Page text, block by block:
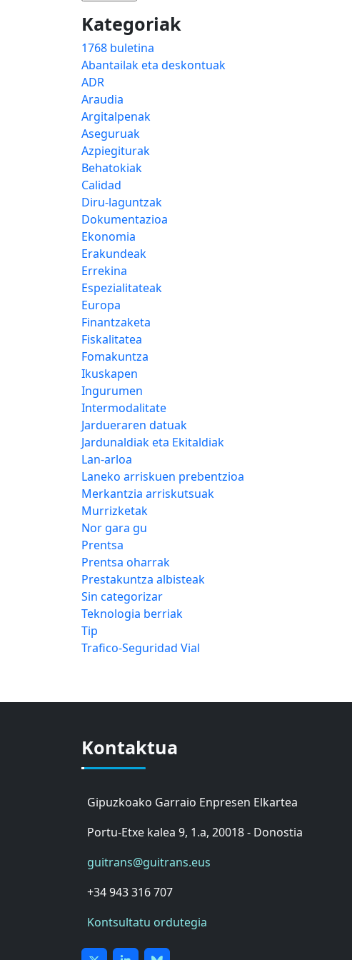
Kategoriak
1768 buletina
Abantailak eta deskontuak
ADR
Araudia
Argitalpenak
Aseguruak
Azpiegiturak
Behatokiak
Calidad
Diru-laguntzak
Dokumentazioa
Ekonomia
Erakundeak
Errekina
Espezialitateak
Europa
Finantzaketa
Fiskalitatea
Fomakuntza
Ikuskapen
Ingurumen
Intermodalitate
Jardueraren datuak
Jardunaldiak eta Ekitaldiak
Lan-arloa
Laneko arriskuen prebentzioa
Merkantzia arriskutsuak
Murrizketak
Nor gara gu
Prentsa
Prentsa oharrak
Prestakuntza albisteak
Sin categorizar
Teknologia berriak
Tip
Trafico-Seguridad Vial
Kontaktua
Gipuzkoako Garraio Enpresen Elkartea
Portu-Etxe kalea 9, 1.a, 20018 - Donostia
guitrans@guitrans.eus
+34 943 316 707
Kontsultatu ordutegia